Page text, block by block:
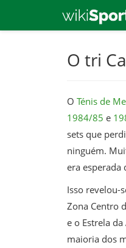
O tri
O Ténis de
1984/85 e
sets que
ninguém.
era esperada
Isso revelou-
Zona Centro
e o Estrela
maioria dos